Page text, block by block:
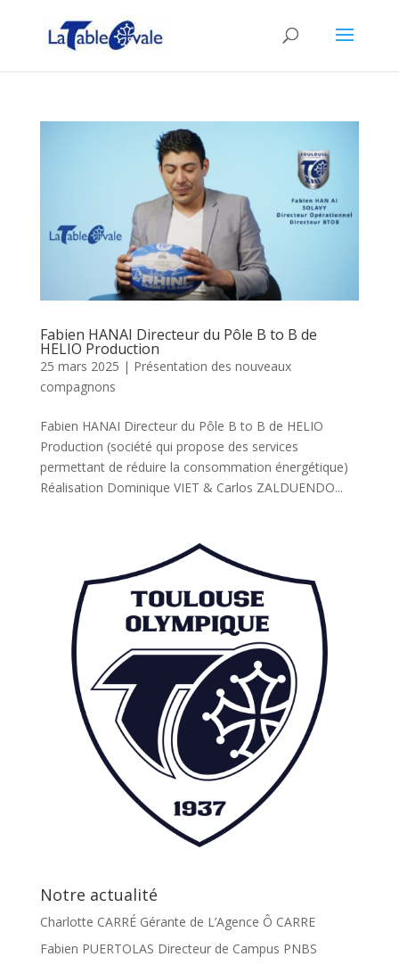
Fabien HANAI Directeur du Pôle B to B de
HELIO Production
25 mars 2025 | Présentation des nouveaux
compagnons
Fabien HANAI Directeur du Pôle B to B de HELIO
Production (société qui propose des services
permettant de réduire la consommation énergétique)
Réalisation Dominique VIET & Carlos ZALDUENDO...
Notre actualité
Charlotte CARRÉ Gérante de L’Agence Ô CARRE
Fabien PUERTOLAS Directeur de Campus PNBS